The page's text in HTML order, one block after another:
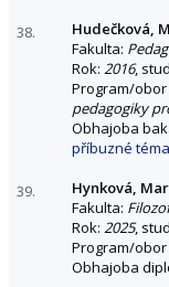
38.
Hudečková,
Fakulta:
Rok: 2016,
Program/obor
pedagogiky
Obhajoba
příbuzné téma
39.
Hynková,
Fakulta:
Rok: 2025,
Program/obor
Obhajoba